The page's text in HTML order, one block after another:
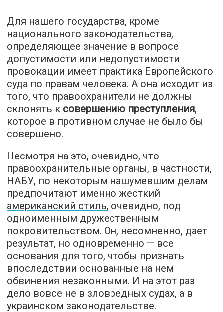
Для нашего государства, кроме
национального законодательства,
определяющее значение в вопросе
допустимости или недопустимости
провокации имеет практика Европейского
суда по правам человека. А она исходит из
того, что правоохранители не должны
склонять к совершению преступления,
которое в противном случае не было бы
совершено.
Несмотря на это, очевидно, что
правоохранительные органы, в частности,
НАБУ, по некоторым нашумевшим делам
предпочитают именно жесткий
американский стиль, очевидно, под
одноименным дружественным
покровительством. Он, несомненно, дает
результат, но одновременно — все
основания для того, чтобы признать
впоследствии основанные на нем
обвинения незаконными. И на этот раз
дело вовсе не в зловредных судах, а в
украинском законодательстве.